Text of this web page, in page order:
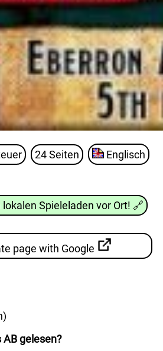
24 Seiten Englisch
Spieleladen vor Ort! 🔗
page with Google
gelesen?